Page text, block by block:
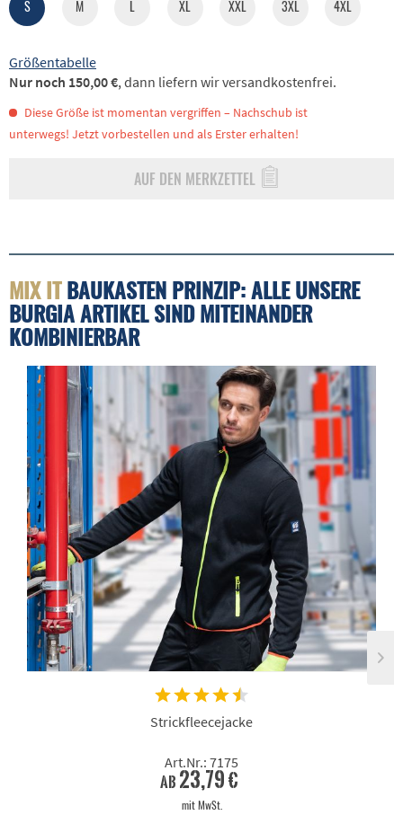
S M L XL XXL 3XL 4XL
Größentabelle
Diese Größe ist momentan vergriffen – Nachschub ist
unterwegs! Jetzt vorbestellen und als Erster erhalten!
AUF DEN MERKZETTEL
Nur noch 150,00 €, dann liefern wir versandkostenfrei.
MIX ITBAUKASTEN PRINZIP: ALLE UNSERE
BURGIA ARTIKEL SIND MITEINANDER
KOMBINIERBAR
Strickfleecejacke
Art.Nr.: 7175
ab 23,79 €
mit MwSt.